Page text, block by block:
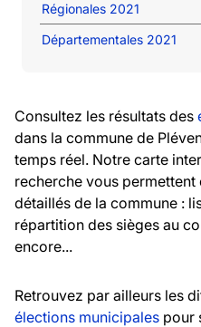
Régionales 2021
Départementales 2021
Consultez les résultats des
dans la commune de
temps réel. Notre carte
recherche vous
détaillés de la commune :
répartition des sièges au
encore...
Retrouvez par ailleurs les
élections municipales pour